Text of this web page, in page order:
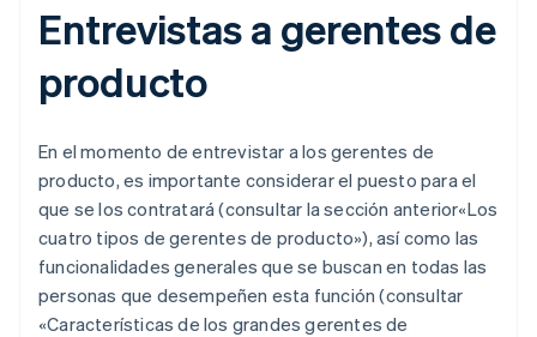
Entrevistas a gerentes de
producto
En el momento de entrevistar a los gerentes de
producto, es importante considerar el puesto para el
que se los contratará (consultar la sección anterior«Los
cuatro tipos de gerentes de producto»), así como las
funcionalidades generales que se buscan en todas las
personas que desempeñen esta función (consultar
«Características de los grandes gerentes de